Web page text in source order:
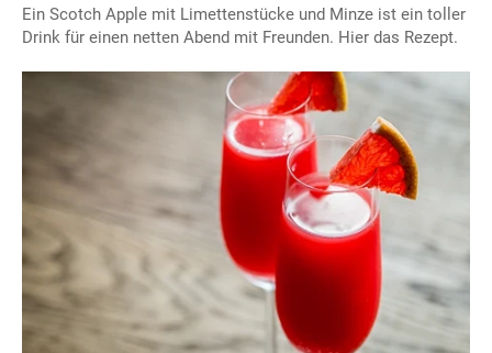
Ein Scotch Apple mit Limettenstücke und Minze ist ein toller
Drink für einen netten Abend mit Freunden. Hier das Rezept.